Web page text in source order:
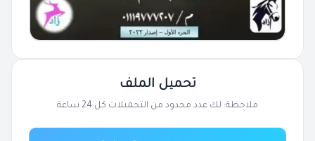
تحميل الملف
ملاحظة: لك عدد محدود من التحميلات كل 24 ساعة